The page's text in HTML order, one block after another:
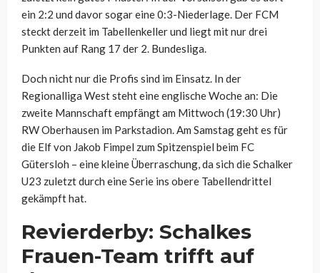
ein 2:2 und davor sogar eine 0:3-Niederlage. Der FCM
steckt derzeit im Tabellenkeller und liegt mit nur drei
Punkten auf Rang 17 der 2. Bundesliga.
Doch nicht nur die Profis sind im Einsatz. In der
Regionalliga West steht eine englische Woche an: Die
zweite Mannschaft empfängt am Mittwoch (19:30 Uhr)
RW Oberhausen im Parkstadion. Am Samstag geht es für
die Elf von Jakob Fimpel zum Spitzenspiel beim FC
Gütersloh – eine kleine Überraschung, da sich die Schalker
U23 zuletzt durch eine Serie ins obere Tabellendrittel
gekämpft hat.
Revierderby: Schalkes
Frauen-Team trifft auf